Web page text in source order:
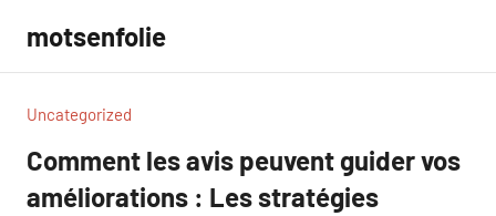
contenu
motsenfolie
Uncategorized
Comment les avis peuvent guider vos
améliorations : Les stratégies